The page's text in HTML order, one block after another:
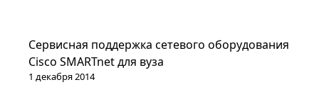
Проекты
1 декабря 2014
Сервисная поддержка сетевого оборудования
Cisco SMARTnet для вуза